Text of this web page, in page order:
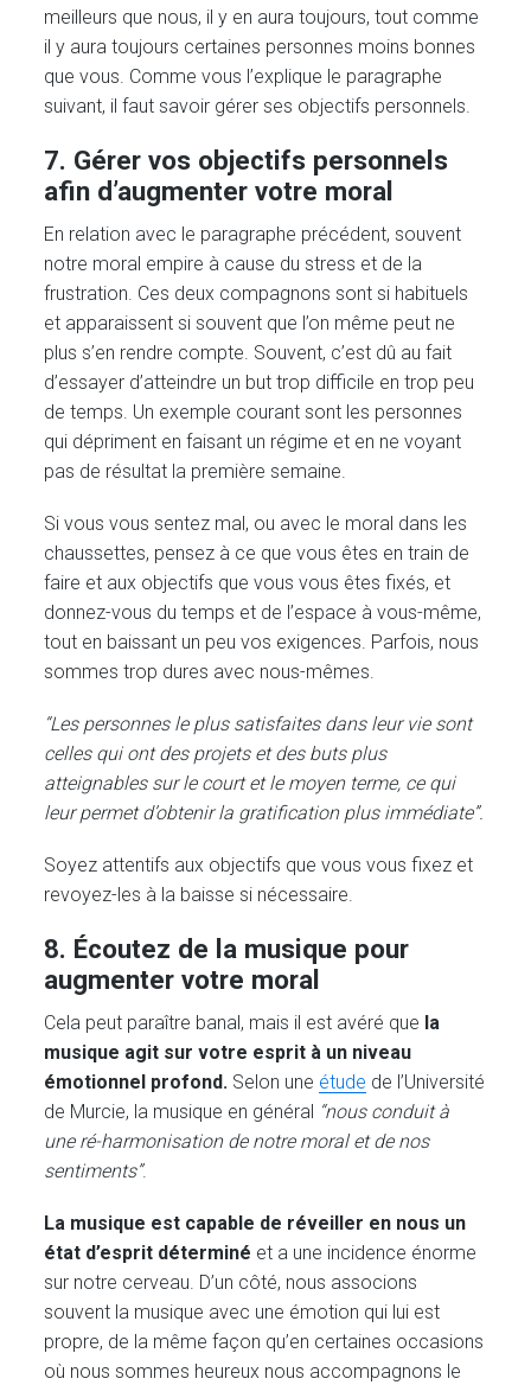
meilleurs que nous, il y en aura toujours, tout comme
il y aura toujours certaines personnes moins bonnes
que vous. Comme vous l’explique le paragraphe
suivant, il faut savoir gérer ses objectifs personnels.
7. Gérer vos objectifs personnels
afin d’augmenter votre moral
En relation avec le paragraphe précédent, souvent
notre moral empire à cause du stress et de la
frustration. Ces deux compagnons sont si habituels
et apparaissent si souvent que l’on même peut ne
plus s’en rendre compte. Souvent, c’est dû au fait
d’essayer d’atteindre un but trop difficile en trop peu
de temps. Un exemple courant sont les personnes
qui dépriment en faisant un régime et en ne voyant
pas de résultat la première semaine.
Si vous vous sentez mal, ou avec le moral dans les
chaussettes, pensez à ce que vous êtes en train de
faire et aux objectifs que vous vous êtes fixés, et
donnez-vous du temps et de l’espace à vous-même,
tout en baissant un peu vos exigences. Parfois, nous
sommes trop dures avec nous-mêmes.
“Les personnes le plus satisfaites dans leur vie sont
celles qui ont des projets et des buts plus
atteignables sur le court et le moyen terme, ce qui
leur permet d’obtenir la gratification plus immédiate”.
Soyez attentifs aux objectifs que vous vous fixez et
revoyez-les à la baisse si nécessaire.
8. Écoutez de la musique pour
augmenter votre moral
Cela peut paraître banal, mais il est avéré que la
musique agit sur votre esprit à un niveau
émotionnel profond. Selon une étude de l’Université
de Murcie, la musique en général “nous conduit à
une ré-harmonisation de notre moral et de nos
sentiments”.
La musique est capable de réveiller en nous un
état d’esprit déterminé et a une incidence énorme
sur notre cerveau. D’un côté, nous associons
souvent la musique avec une émotion qui lui est
propre, de la même façon qu’en certaines occasions
où nous sommes heureux nous accompagnons le